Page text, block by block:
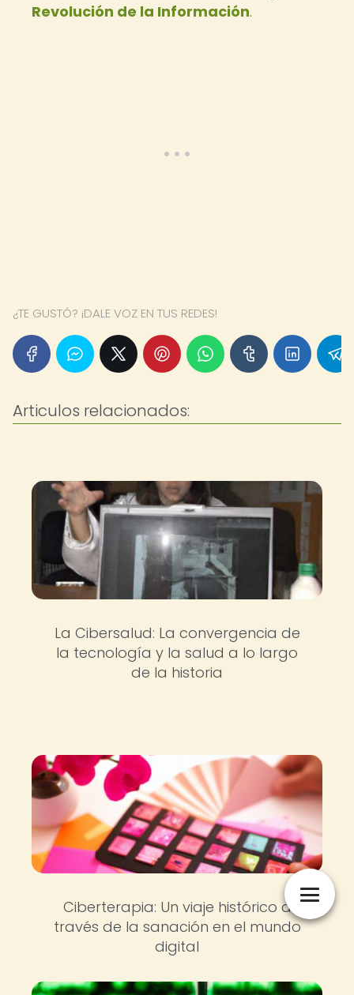
Revolución de la Información.
¿TE GUSTÓ? ¡DALE VOZ EN TUS REDES!
Articulos relacionados:
La Cibersalud: La convergencia de
la tecnología y la salud a lo largo
de la historia
Ciberterapia: Un viaje histórico a
través de la sanación en el mundo
digital